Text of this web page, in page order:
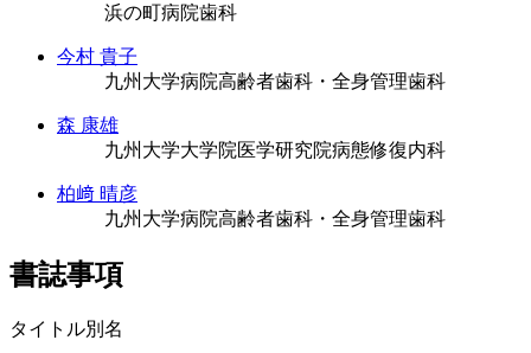
浜の町病院歯科
今村 貴子
九州大学病院高齢者歯科・全身管理歯科
森 康雄
九州大学大学院医学研究院病態修復内科
柏﨑 晴彦
九州大学病院高齢者歯科・全身管理歯科
書誌事項
タイトル別名